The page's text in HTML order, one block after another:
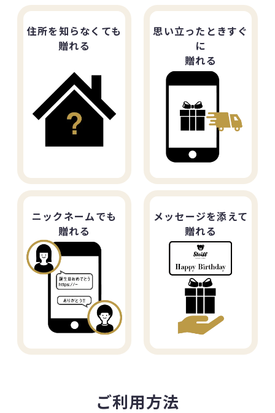
住所を知らなくても
贈れる
思い立ったときすぐ
に
贈れる
ニックネームでも
贈れる
メッセージを添えて
贈れる
ご利用方法